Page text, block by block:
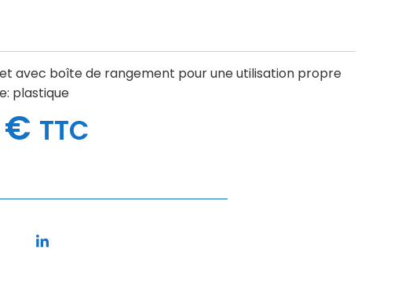
avec boîte de rangement pour une utilisation propre
plastique
€ TTC